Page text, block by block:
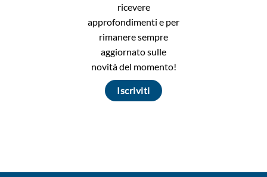
ricevere
approfondimenti e per
rimanere sempre
aggiornato sulle
novità del momento!
Iscriviti